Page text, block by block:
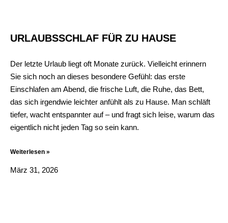
URLAUBSSCHLAF FÜR ZU HAUSE
Der letzte Urlaub liegt oft Monate zurück. Vielleicht erinnern
Sie sich noch an dieses besondere Gefühl: das erste
Einschlafen am Abend, die frische Luft, die Ruhe, das Bett,
das sich irgendwie leichter anfühlt als zu Hause. Man schläft
tiefer, wacht entspannter auf – und fragt sich leise, warum das
eigentlich nicht jeden Tag so sein kann.
Weiterlesen »
März 31, 2026